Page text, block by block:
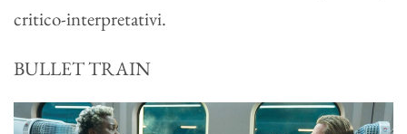
critico-interpretativi.
BULLET TRAIN